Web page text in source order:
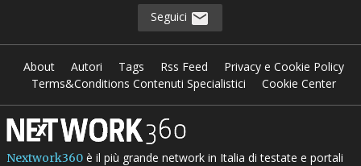
Seguici
About Autori Tags Rss Feed
Privacy e Cookie Policy
Terms&Conditions Contenuti Specialistici
Cookie Center
Nextwork360è il più grande network in Italia di testate e portali